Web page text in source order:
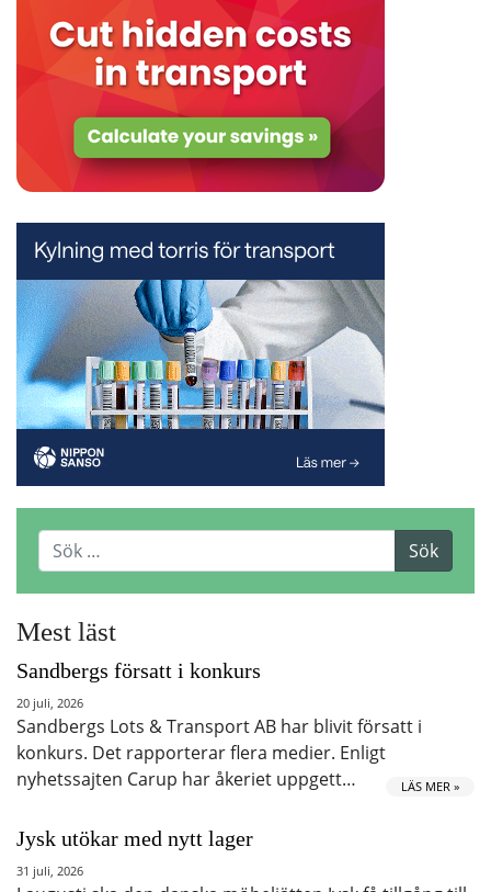
Mest läst
Sandbergs försatt i konkurs
20 juli, 2026
Sandbergs Lots & Transport AB har blivit försatt i
konkurs. Det rapporterar flera medier. Enligt
nyhetssajten Carup har åkeriet uppgett…
LÄS MER »
Jysk utökar med nytt lager
31 juli, 2026